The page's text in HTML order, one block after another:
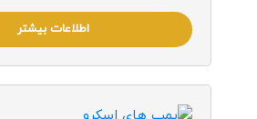
اطلاعات بیشتر